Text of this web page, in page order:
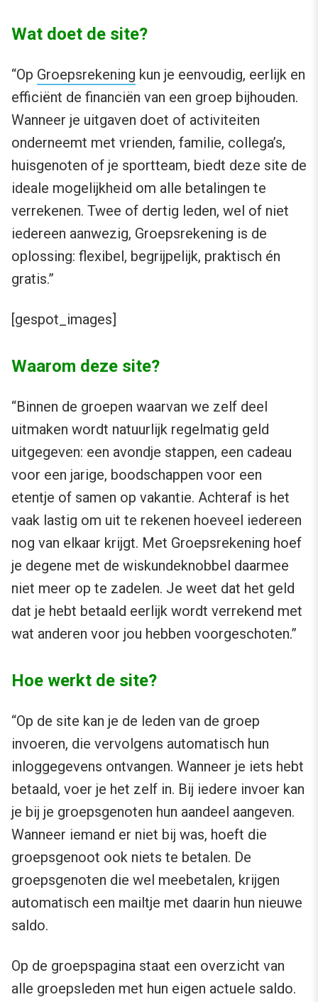
Wat doet de site?
“Op Groepsrekening kun je eenvoudig, eerlijk en
efficiënt de financiën van een groep bijhouden.
Wanneer je uitgaven doet of activiteiten
onderneemt met vrienden, familie, collega’s,
huisgenoten of je sportteam, biedt deze site de
ideale mogelijkheid om alle betalingen te
verrekenen. Twee of dertig leden, wel of niet
iedereen aanwezig, Groepsrekening is de
oplossing: flexibel, begrijpelijk, praktisch én
gratis.”
[gespot_images]
Waarom deze site?
“Binnen de groepen waarvan we zelf deel
uitmaken wordt natuurlijk regelmatig geld
uitgegeven: een avondje stappen, een cadeau
voor een jarige, boodschappen voor een
etentje of samen op vakantie. Achteraf is het
vaak lastig om uit te rekenen hoeveel iedereen
nog van elkaar krijgt. Met Groepsrekening hoef
je degene met de wiskundeknobbel daarmee
niet meer op te zadelen. Je weet dat het geld
dat je hebt betaald eerlijk wordt verrekend met
wat anderen voor jou hebben voorgeschoten.”
Hoe werkt de site?
“Op de site kan je de leden van de groep
invoeren, die vervolgens automatisch hun
inloggegevens ontvangen. Wanneer je iets hebt
betaald, voer je het zelf in. Bij iedere invoer kan
je bij je groepsgenoten hun aandeel aangeven.
Wanneer iemand er niet bij was, hoeft die
groepsgenoot ook niets te betalen. De
groepsgenoten die wel meebetalen, krijgen
automatisch een mailtje met daarin hun nieuwe
saldo.
Op de groepspagina staat een overzicht van
alle groepsleden met hun eigen actuele saldo.